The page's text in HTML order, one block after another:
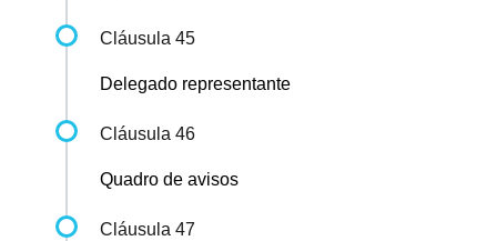
Cláusula 45
Delegado representante
Cláusula 46
Quadro de avisos
Cláusula 47